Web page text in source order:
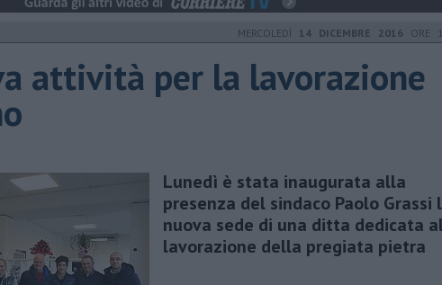
MERCOLEDÌ 14 DICEMBRE 2016 ORE
attività per la lavorazione
Lunedì è stata inaugurata alla
presenza del sindaco Paolo Grassi
nuova sede di una ditta dedicata
lavorazione della pregiata pietra